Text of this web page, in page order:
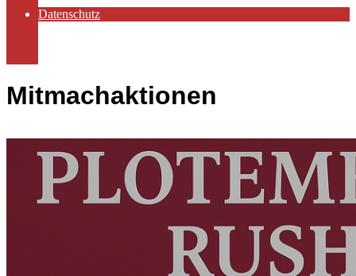
Datenschutz
Mitmachaktionen